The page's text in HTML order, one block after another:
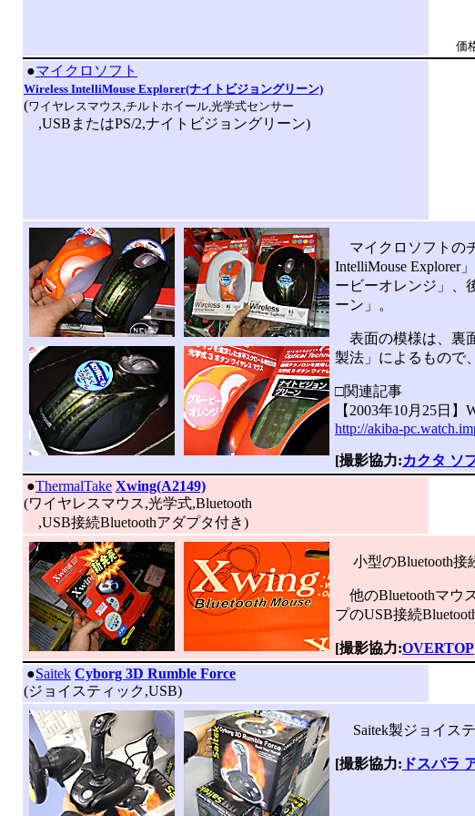
価
●マイクロソフト
Wireless IntelliMouse Explorer(ナイトビジョングリーン)
(ワイヤレスマウス,チルトホイール,光学式センサー
,USBまたはPS/2,ナイトビジョングリーン)
マイクロソフトのチ
IntelliMouse Explorer
ービーオレンジ」、
ーン」。
表面の模様は、裏
製法」によるもので
□関連記事
【2003年10月25日
http://akiba-
[撮影協力:カクタ ソ
●ThermalTake Xwing(A2149)
(ワイヤレスマウス,光学式,Bluetooth
,USB接続Bluetoothアダプタ付き)
小型のBluetooth接
他のBluetoothマウ
プのUSB接続
[撮影協力:OVERTOP
●Saitek Cyborg 3D Rumble Force
(ジョイスティック,USB)
Saitek製ジョイステ
[撮影協力: ドスパラ